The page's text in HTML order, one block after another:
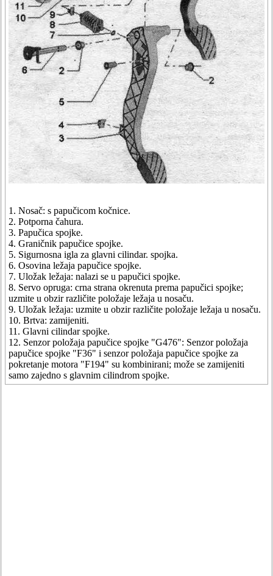
1. Nosač: s papučicom kočnice.
2. Potporna čahura.
3. Papučica spojke.
4. Graničnik papučice spojke.
5. Sigurnosna igla za glavni cilindar. spojka.
6. Osovina ležaja papučice spojke.
7. Uložak ležaja: nalazi se u papučici spojke.
8. Servo opruga: crna strana okrenuta prema papučici spojke;
uzmite u obzir različite položaje ležaja u nosaču.
9. Uložak ležaja: uzmite u obzir različite položaje ležaja u nosaču.
10. Brtva: zamijeniti.
11. Glavni cilindar spojke.
12. Senzor položaja papučice spojke "G476": Senzor položaja
papučice spojke "F36" i senzor položaja papučice spojke za
pokretanje motora "F194" su kombinirani; može se zamijeniti
samo zajedno s glavnim cilindrom spojke.